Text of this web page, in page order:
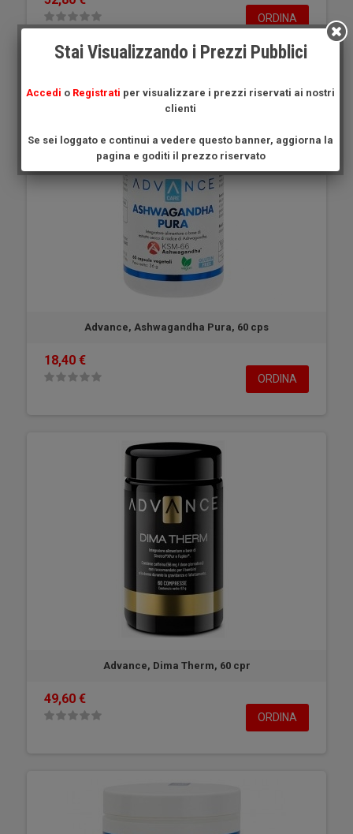
ORDINA
Advance, Ashwagandha Pura, 60 cps
18,40 €
ORDINA
Advance, Dima Therm, 60 cpr
49,60 €
ORDINA
Stai Visualizzando i Prezzi Pubblici
Accedi o Registrati per visualizzare i prezzi riservati ai nostri
clienti
Se sei loggato e continui a vedere questo banner, aggiorna la
pagina e goditi il prezzo riservato